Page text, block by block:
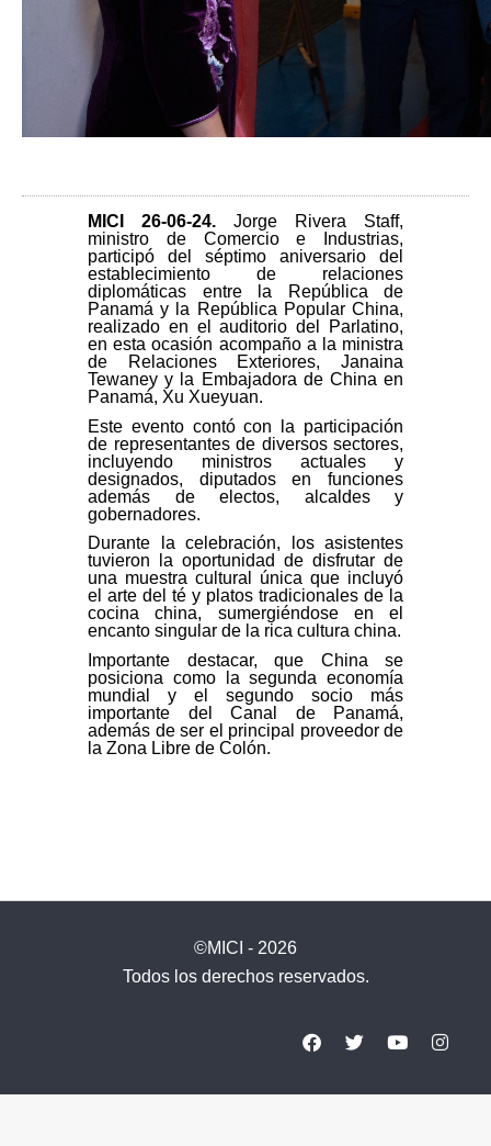
MICI 26-06-24. Jorge Rivera Staff,
ministro de Comercio e Industrias,
participó del séptimo aniversario del
establecimiento de relaciones
diplomáticas entre la República de
Panamá y la República Popular China,
realizado en el auditorio del Parlatino,
en esta ocasión acompaño a la ministra
de Relaciones Exteriores, Janaina
Tewaney y la Embajadora de China en
Panamá, Xu Xueyuan.
Este evento contó con la participación
de representantes de diversos sectores,
incluyendo ministros actuales y
designados, diputados en funciones
además de electos, alcaldes y
gobernadores.
Durante la celebración, los asistentes
tuvieron la oportunidad de disfrutar de
una muestra cultural única que incluyó
el arte del té y platos tradicionales de la
cocina china, sumergiéndose en el
encanto singular de la rica cultura china.
Importante destacar, que China se
posiciona como la segunda economía
mundial y el segundo socio más
importante del Canal de Panamá,
además de ser el principal proveedor de
la Zona Libre de Colón.
©MICI - 2026
Todos los derechos reservados.